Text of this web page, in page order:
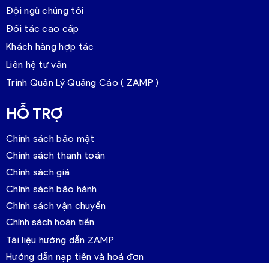
Đội ngũ chúng tôi
Đối tác cao cấp
Khách hàng hợp tác
Liên hệ tư vấn
Trình Quản Lý Quảng Cáo ( ZAMP )
HỖ TRỢ
Chính sách bảo mật
Chính sách thanh toán
Chính sách giá
Chính sách bảo hành
Chính sách vận chuyển
Chính sách hoàn tiền
Tài liệu hướng dẫn ZAMP
Hướng dẫn nạp tiền và hoá đơn